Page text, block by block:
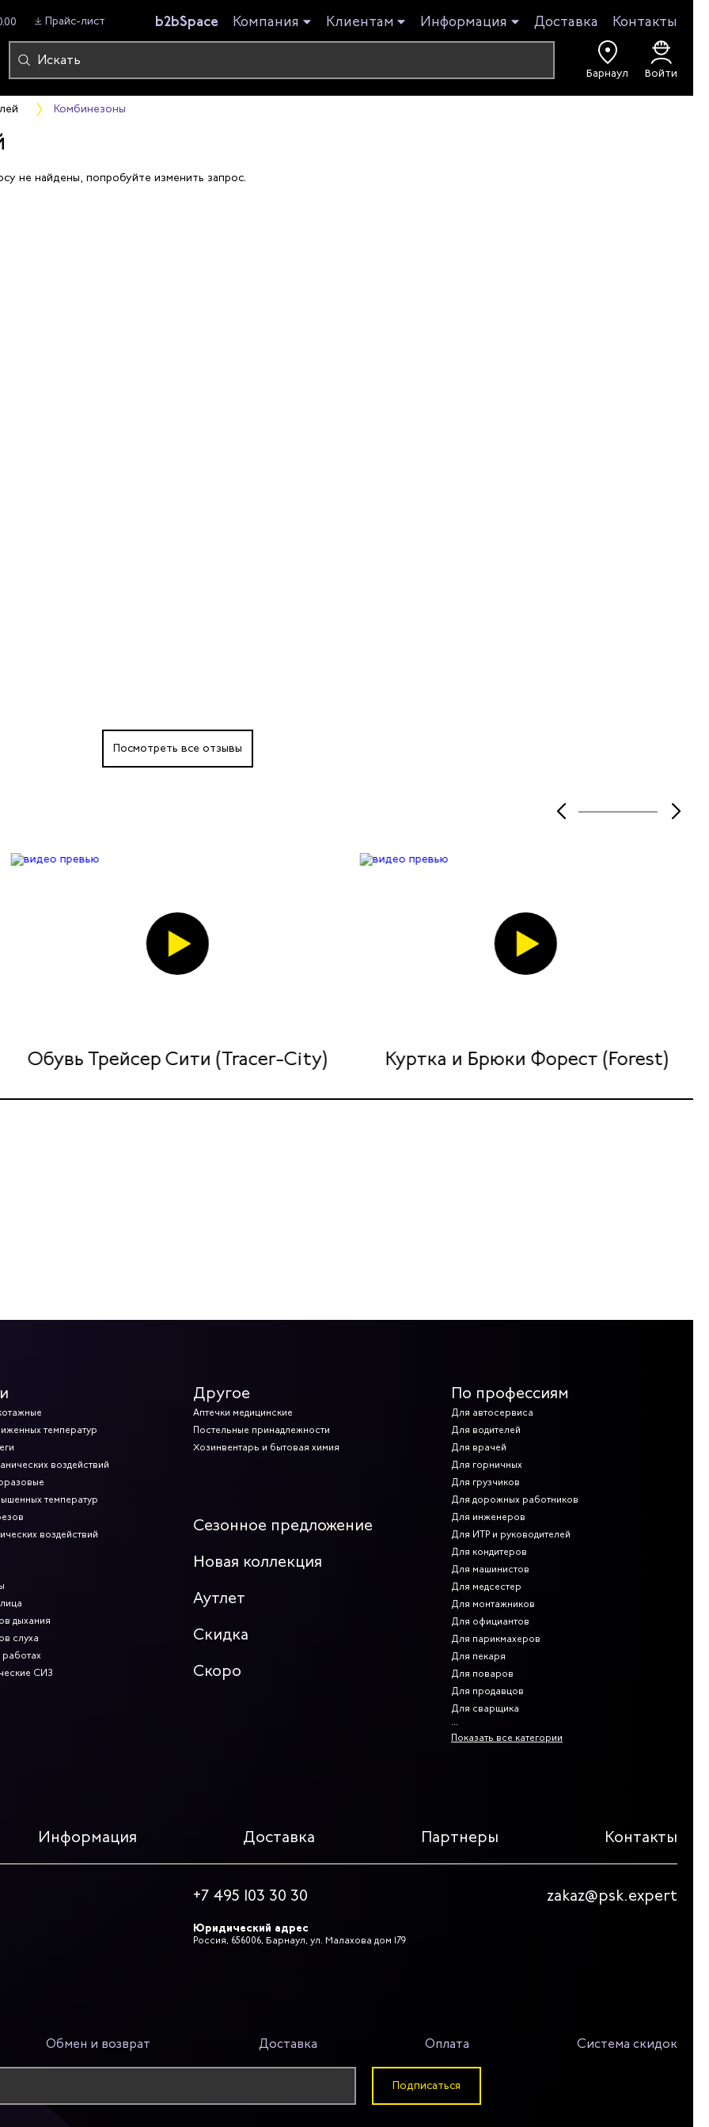
Прайс-лист b2bSpace Компания Клиентам Информация Доставка Контакты
Барнаул Войти
Комбинезоны
не найдены, попробуйте изменить запрос.
Посмотреть все отзывы
Обувь Трейсер Сити (Tracer-City) Куртка и Брюки Форест (Forest)
температур
воздействий
температур
воздействий
дыхания
слуха
СИЗ
Другое
Аптечки медицинские
Постельные принадлежности
Хозинвентарь и бытовая химия
Сезонное предложение
Новая коллекция
Аутлет
Скидка
Скоро
По профессиям
Для автосервиса
Для водителей
Для врачей
Для горничных
Для грузчиков
Для дорожных работников
Для инженеров
Для ИТР и руководителей
Для кондитеров
Для машинистов
Для медсестер
Для монтажников
Для официантов
Для парикмахеров
Для пекаря
Для поваров
Для продавцов
Для сварщика
Показать все категории
Информация Доставка Партнеры Контакты
+7 495 103 30 30 zakaz@psk.expert
Юридический адрес
Россия, 656006, Барнаул, ул. Малахова дом 179
Обмен и возврат Доставка Оплата Система скидок
Подписаться